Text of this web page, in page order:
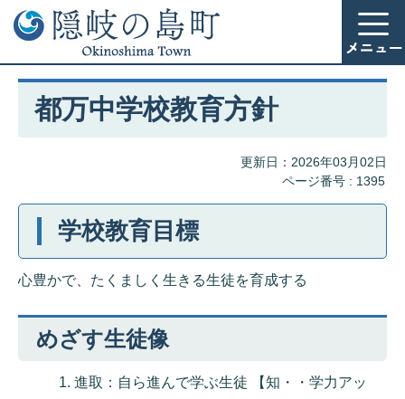
都万中学校教育方針
更新日：2026年03月02日
ページ番号 : 1395
学校教育目標
心豊かで、たくましく生きる生徒を育成する
めざす生徒像
進取：自ら進んで学ぶ生徒 【知・・学力アッ